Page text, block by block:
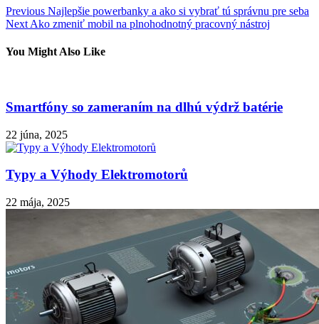
Navigácia
v
článku
Previous Najlepšie powerbanky a ako si vybrať tú správnu pre seba
Next Ako zmeniť mobil na plnohodnotný pracovný nástroj
You Might Also Like
Smartfóny so zameraním na dlhú výdrž batérie
22 júna, 2025
Typy a Výhody Elektromotorů
22 mája, 2025